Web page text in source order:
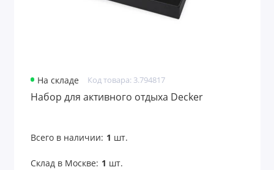
На складе Код товара: 3.794817
Набор для активного отдыха Decker
Всего в наличии: 1 шт.
Склад в Москве: 1 шт.